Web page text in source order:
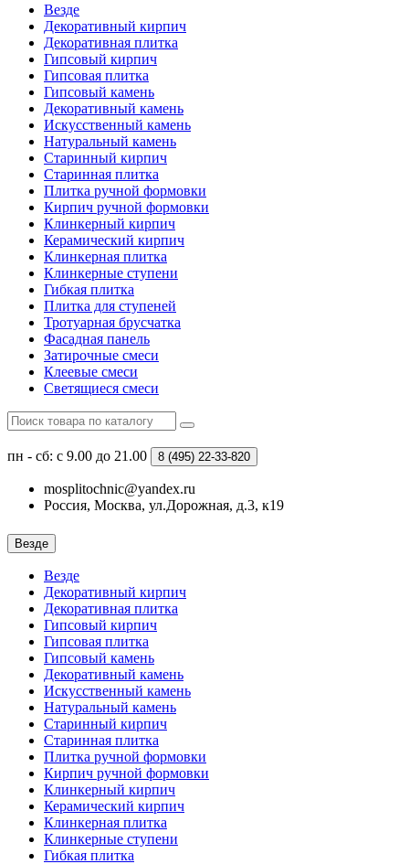
Везде
Декоративный кирпич
Декоративная плитка
Гипсовый кирпич
Гипсовая плитка
Гипсовый камень
Декоративный камень
Искусственный камень
Натуральный камень
Старинный кирпич
Старинная плитка
Плитка ручной формовки
Кирпич ручной формовки
Клинкерный кирпич
Керамический кирпич
Клинкерная плитка
Клинкерные ступени
Гибкая плитка
Плитка для ступеней
Тротуарная брусчатка
Фасадная панель
Затирочные смеси
Клеевые смеси
Светящиеся смеси
пн - сб: с 9.00 до 21.00 8 (495) 22-33-820
mosplitochnic@yandex.ru
Россия, Москва, ул.Дорожная, д.3, к19
Везде
Везде
Декоративный кирпич
Декоративная плитка
Гипсовый кирпич
Гипсовая плитка
Гипсовый камень
Декоративный камень
Искусственный камень
Натуральный камень
Старинный кирпич
Старинная плитка
Плитка ручной формовки
Кирпич ручной формовки
Клинкерный кирпич
Керамический кирпич
Клинкерная плитка
Клинкерные ступени
Гибкая плитка